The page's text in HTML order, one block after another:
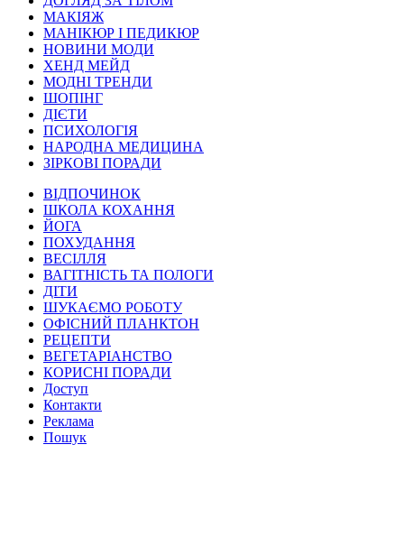
МАКІЯЖ
МАНІКЮР І ПЕДИКЮР
НОВИНИ МОДИ
ХЕНД МЕЙД
МОДНІ ТРЕНДИ
ШОПІНГ
ДІЄТИ
ПСИХОЛОГІЯ
НАРОДНА МЕДИЦИНА
ЗІРКОВІ ПОРАДИ
ВІДПОЧИНОК
ШКОЛА КОХАННЯ
ЙОГА
ПОХУДАННЯ
ВЕСІЛЛЯ
ВАГІТНІСТЬ ТА ПОЛОГИ
ДІТИ
ШУКАЄМО РОБОТУ
ОФІСНИЙ ПЛАНКТОН
РЕЦЕПТИ
ВЕГЕТАРІАНСТВО
КОРИСНІ ПОРАДИ
Доступ
Контакти
Реклама
Пошук